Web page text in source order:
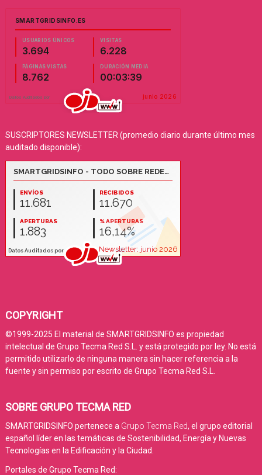
SUSCRIPTORES NEWSLETTER (promedio diario durante último mes
auditado disponible):
COPYRIGHT
©1999-2025 El material de SMARTGRIDSINFO es propiedad
intelectual de Grupo Tecma Red S.L. y está protegido por ley. No está
permitido utilizarlo de ninguna manera sin hacer referencia a la
fuente y sin permiso por escrito de Grupo Tecma Red S.L.
SOBRE GRUPO TECMA RED
SMARTGRIDSINFO pertenece a Grupo Tecma Red, el grupo editorial
español líder en las temáticas de Sostenibilidad, Energía y Nuevas
Tecnologías en la Edificación y la Ciudad.
Portales de Grupo Tecma Red: